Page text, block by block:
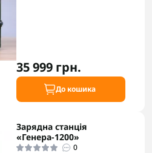
35 999 грн.
До кошика
Зарядна станція
«Генера-1200»
0